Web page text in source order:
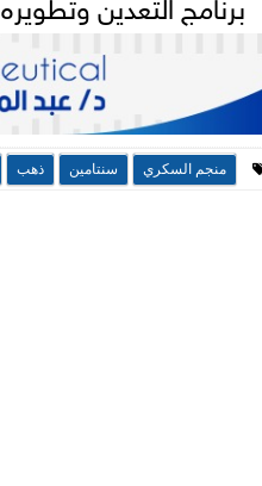
منجم السكري سنتامين ذهب